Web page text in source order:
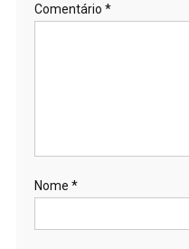
Comentário *
Nome *